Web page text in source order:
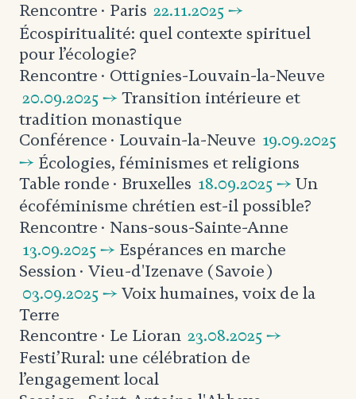
Rencontre · Paris 22.11.2025 →
Écospiritualité: quel contexte spirituel
pour l’écologie?
Rencontre · Ottignies-Louvain-la-Neuve
20.09.2025 → Transition intérieure et
tradition monastique
Conférence · Louvain-la-Neuve 19.09.2025
→ Écologies, féminismes et religions
Table ronde · Bruxelles 18.09.2025 → Un
écoféminisme chrétien est-il possible?
Rencontre · Nans-sous-Sainte-Anne
13.09.2025 → Espérances en marche
Session · Vieu-d'Izenave (Savoie)
03.09.2025 → Voix humaines, voix de la
Terre
Rencontre · Le Lioran 23.08.2025 →
Festi’Rural: une célébration de
l’engagement local